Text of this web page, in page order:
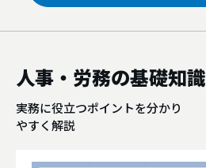
人事・労務の基礎知識
実務に役立つポイントを分かり
やすく解説